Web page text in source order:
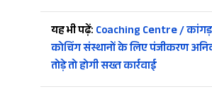
यह भी पढ़ें: Coaching Centre /
कोचिंग संस्थानों के लिए पंजीकरण
तोड़े तो होगी सख्त कार्रवाई